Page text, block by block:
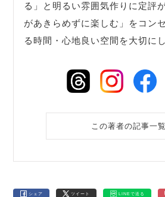
る」と明るい雰囲気作りに定評
があきらめずに楽しむ」をコン
る時間・心地良い空間を大切に
この著者の記事一覧
シェア ツイート LINEで送る